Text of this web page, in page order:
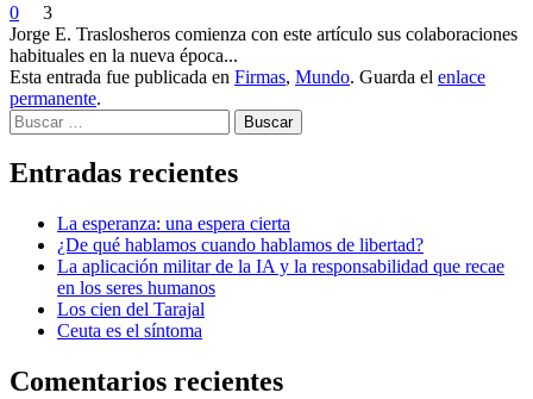
0
3
Jorge E. Traslosheros comienza con este artículo sus colaboraciones
habituales en la nueva época...
Esta entrada fue publicada en Firmas, Mundo. Guarda el enlace
permanente.
Buscar
Entradas recientes
La esperanza: una espera cierta
¿De qué hablamos cuando hablamos de libertad?
La aplicación militar de la IA y la responsabilidad que recae
en los seres humanos
Los cien del Tarajal
Ceuta es el síntoma
Comentarios recientes